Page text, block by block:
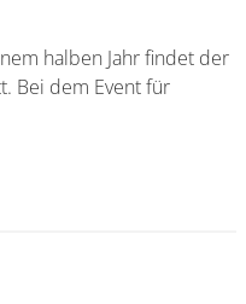
halben Jahr findet der
Bei dem Event für
veröffentlicht